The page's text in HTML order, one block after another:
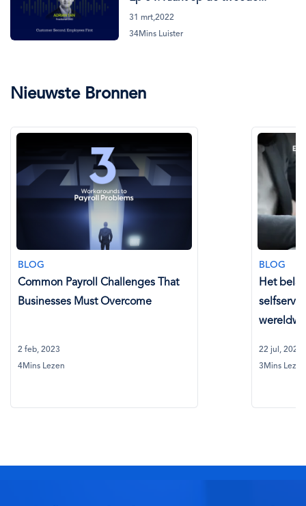
31 mrt,2022
34Mins Luister
Nieuwste Bronnen
BLOG
Common Payroll Challenges That
Businesses Must Overcome
2 feb, 2023
4Mins Lezen
BLOG
Het
22 jul, 2024
3Mins Lezen